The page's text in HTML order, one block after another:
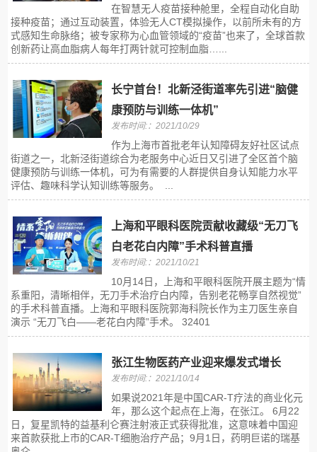
在智慧无人疫苗接种舱里，全程自动化自助
接种疫苗；通过互动装置，体验无人CT模拟操作，以前所未有的方
式感知生命脉络；被专家称为心血管领域的“疫苗”也来了，全球首款
创新药让高血脂病人每年打两针就可控制血脂…...
长宁首台！北新泾街道率先引进“脑健
康预防与训练一体机”
发布时间:：2021/10/29
作为上海市首批老年认知障碍友好社区试点
街道之一，北新泾街道综合为老服务中心近日又引进了全区首个脑
健康预防与训练一体机，可为有需要的人群提供自身认知能力水平
评估、趣味科学认知训练等服务。 ...
上海和平眼科医院贡献收藏级“无刀飞
白老花白内障”手术科普直播
发布时间:：2021/10/21
10月14日，上海和平眼科医院开展主题为“情
系重阳，清晰相伴，无刀手术治疗白内障，告别老花畅享自然视觉”
的手术科普直播。上海和平眼科医院郭海科院长作为主刀医生亲自
演示 “无刀飞白——老花白内障”手术。 32401
张江生物医药产业迎来爆发式增长
发布时间:：2021/10/14
如果说2021年是中国CAR-T疗法的商业化元
年，那么这个起点在上海，在张江。 6月22
日，复星凯特的益基利仑赛注射液正式获得批准，这意味着中国迎
来首款获批上市的CAR-T细胞治疗产品；9月1日，药明巨诺的瑞基